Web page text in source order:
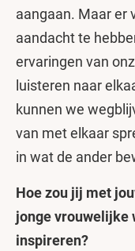
aangaan. Maar er
aandacht te
ervaringen van
luisteren naar
kunnen we
van met elkaar
in wat de ander
Hoe zou jij met
jonge vrouwelijke
inspireren?